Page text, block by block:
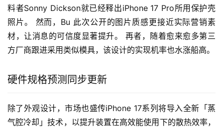
料者Sonny Dickson就已经释出iPhone 17 Pro所用保护壳
照片。 然而，Bu 此次公开的图片质感更接近实际营销素
材，让消息的可信度显著提升。 再者，随着愈来愈多第三
方厂商跟进采用类似模具，该设计的实现机率也水涨船高。
硬件规格预测同步更新
除了外观设计，市场也盛传iPhone 17系列将导入全新「蒸
气腔冷却」技术，以提升装置在高效能使用下的散热效率，